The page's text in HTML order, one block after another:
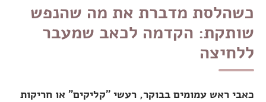
כשהלסת מדברת את מה שהנפש
שותקת: הקדמה לכאב שמעבר
ללחיצה
כאבי ראש עמומים בבוקר, רעשי "קליקים" או חריקות